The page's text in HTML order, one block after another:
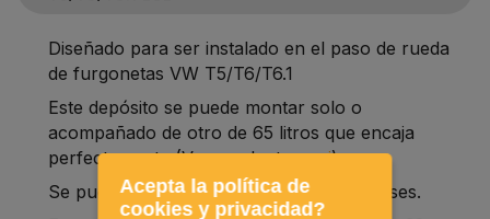
Diseñado para ser instalado en el paso de rueda
de furgonetas VW T5/T6/T6.1
Este depósito se puede montar solo o
acompañado de otro de 65 litros que encaja
perfectamente (Ver productoaqui)
Se puede utilizar para aguas limpias o grises.
Acepta la política de
cookies y privacidad?